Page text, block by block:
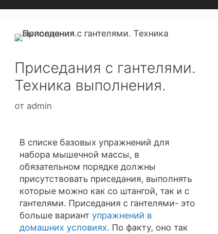
Приседания с гантелями.
Техника выполнения.
от admin
В списке базовых упражнений для
набора мышечной массы, в
обязательном порядке должны
присутствовать приседания, выполнять
которые можно как со штангой, так и с
гантелями. Приседания с гантелями- это
больше вариант упражнений в
домашних условиях. По факту, оно так